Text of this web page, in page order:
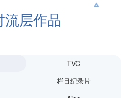
流层作品
TVC
栏目纪录片